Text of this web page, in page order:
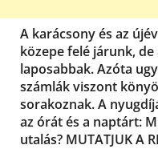
A karácsony és az
közepe felé járunk,
laposabbak. Azóta
számlák viszont
sorakoznak. A
az órát és a naptárt:
utalás? MUTATJUK A